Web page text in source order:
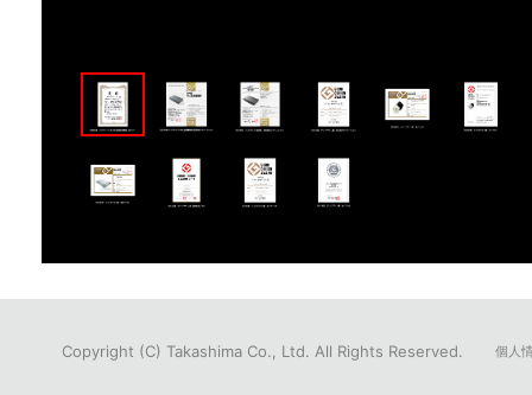
Copyright (C) Takashima Co., Ltd. All Rights Reserved. 個人